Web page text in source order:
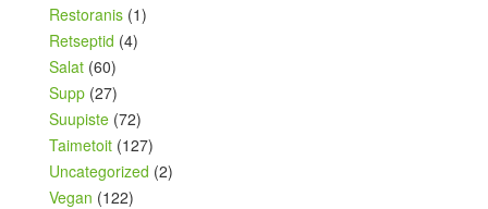
Restoranis (1)
Retseptid (4)
Salat (60)
Supp (27)
Suupiste (72)
Taimetoit (127)
Uncategorized (2)
Vegan (122)